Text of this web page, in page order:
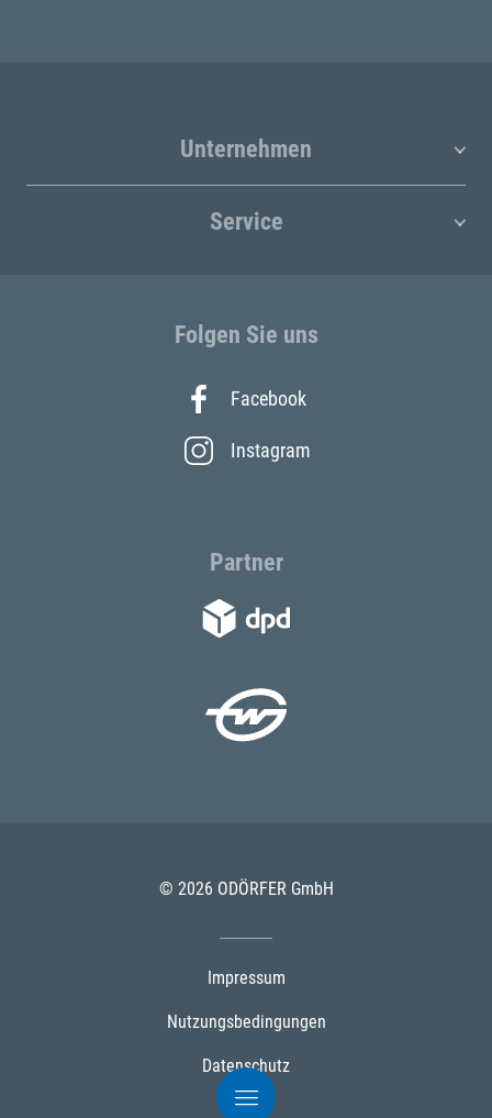
Unternehmen
Service
Folgen Sie uns
Facebook
Instagram
Partner
© 2026 ODÖRFER GmbH
Impressum
Nutzungsbedingungen
Datenschutz
AGB